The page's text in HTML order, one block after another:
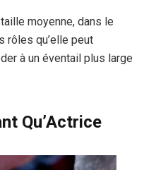
moyenne, dans le
rôles qu’elle peut
à un éventail plus large
Qu’Actrice